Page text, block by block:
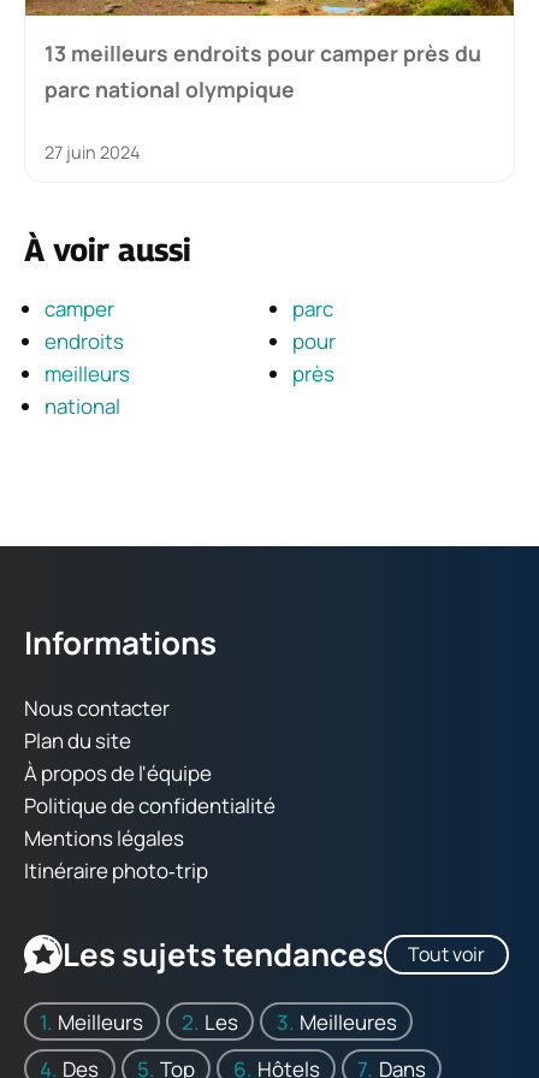
13 meilleurs endroits pour camper près du
parc national olympique
27 juin 2024
À voir aussi
camper
endroits
meilleurs
national
parc
pour
près
Informations
Nous contacter
Plan du site
À propos de l'équipe
Politique de confidentialité
Mentions légales
Itinéraire photo‑trip
Les sujets tendances Tout voir
Meilleurs Les
Meilleures
Des
Top Hôtels Dans